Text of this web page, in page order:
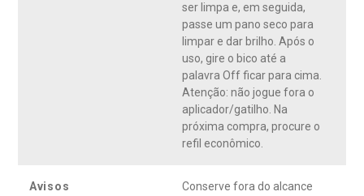
ser limpa e, em seguida,
passe um pano seco para
limpar e dar brilho. Após o
uso, gire o bico até a
palavra Off ficar para cima.
Atenção: não jogue fora o
aplicador/gatilho. Na
próxima compra, procure o
refil econômico.
Avisos
Conserve fora do alcance